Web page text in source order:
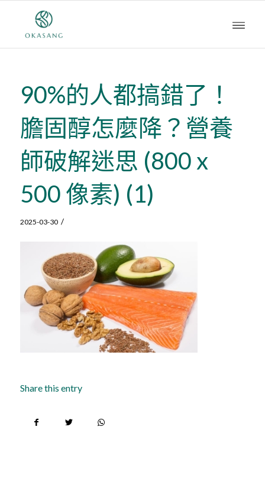
90%的人都搞錯了！
膽固醇怎麼降？營養
師破解迷思 (800 x
500 像素) (1)
2025-03-30 /
Share this entry